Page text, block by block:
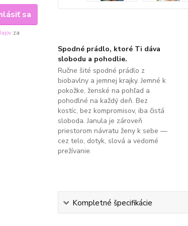
sa
za
Spodné prádlo, ktoré Ti dáva
slobodu a pohodlie.
Ručne šité spodné prádlo z
biobavlny a jemnej krajky. Jemné k
pokožke, ženské na pohľad a
pohodlné na každý deň. Bez
kostíc, bez kompromisov, iba čistá
sloboda. Janula je zároveň
priestorom návratu ženy k sebe —
cez telo, dotyk, slová a vedomé
prežívanie.
Kompletné špecifikácie